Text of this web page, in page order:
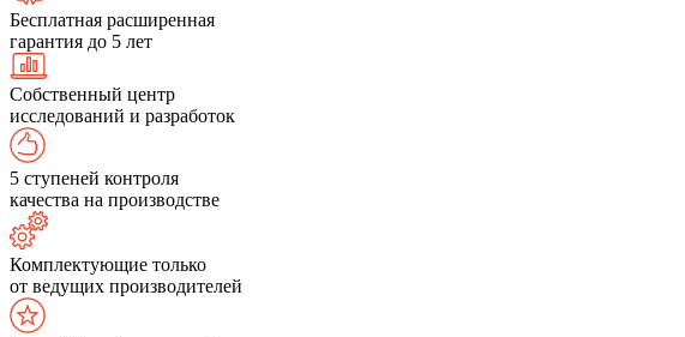
Бесплатная расширенная
гарантия до 5 лет
Собственный центр
исследований и разработок
5 ступеней контроля
качества на производстве
Комплектующие только
от ведущих производителей